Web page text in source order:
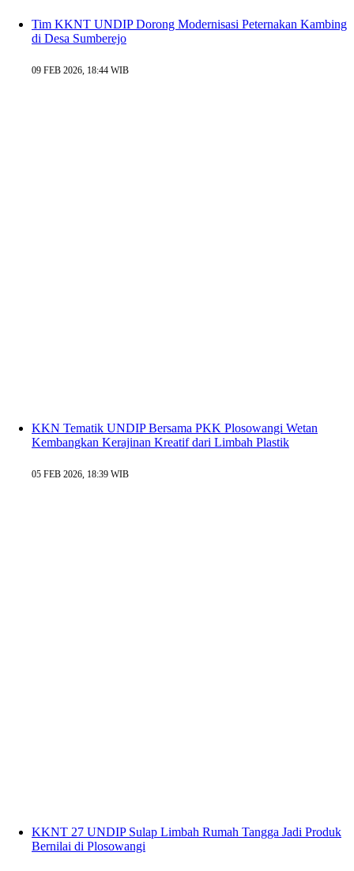
Tim KKNT UNDIP Dorong Modernisasi Peternakan Kambing
di Desa Sumberejo
09 FEB 2026, 18:44 WIB
KKN Tematik UNDIP Bersama PKK Plosowangi Wetan
Kembangkan Kerajinan Kreatif dari Limbah Plastik
05 FEB 2026, 18:39 WIB
KKNT 27 UNDIP Sulap Limbah Rumah Tangga Jadi Produk
Bernilai di Plosowangi